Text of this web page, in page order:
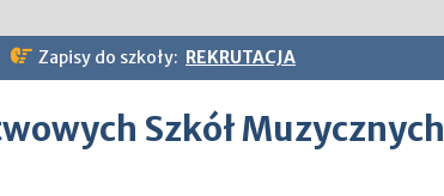
Zapisy do szkoły: REKRUTACJA
Szkół Muzycznych